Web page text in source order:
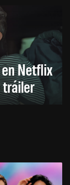
Netflix
tráiler